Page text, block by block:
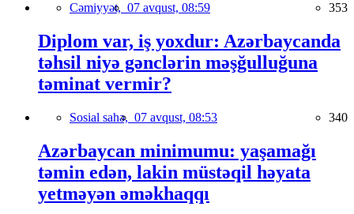
Cəmiyyət, 07 avqust, 08:59 353
Diplom var, iş yoxdur: Azərbaycanda
təhsil niyə gənclərin məşğulluğuna
təminat vermir?
Sosial sahə, 07 avqust, 08:53 340
Azərbaycan minimumu: yaşamağı
təmin edən, lakin müstəqil həyata
yetməyən əməkhaqqı